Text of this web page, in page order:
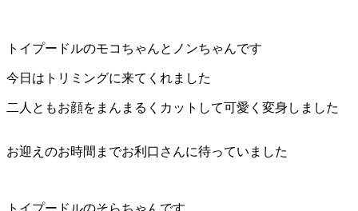
／
福
津
店）
トイプードルのモコちゃんとノンちゃんです
今日はトリミングに来てくれました
二人ともお顔をまんまるくカットして可愛く変身しました
お迎えのお時間までお利口さんに待っていました
トイプードルのそらちゃんです